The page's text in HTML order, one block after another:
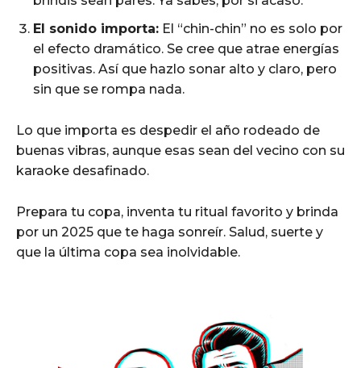
El sonido importa: El “chin-chin” no es solo por
el efecto dramático. Se cree que atrae energías
positivas. Así que hazlo sonar alto y claro, pero
sin que se rompa nada.
Lo que importa es despedir el año rodeado de
buenas vibras, aunque esas sean del vecino con su
karaoke desafinado.
Prepara tu copa, inventa tu ritual favorito y brinda
por un 2025 que te haga sonreír. Salud, suerte y
que la última copa sea inolvidable.